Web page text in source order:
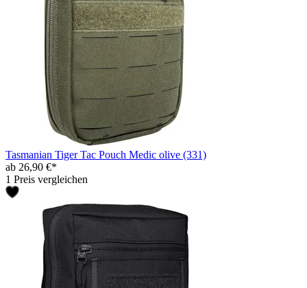
Tasmanian Tiger Tac Pouch Medic olive (331)
ab 26,90 €*
1 Preis vergleichen